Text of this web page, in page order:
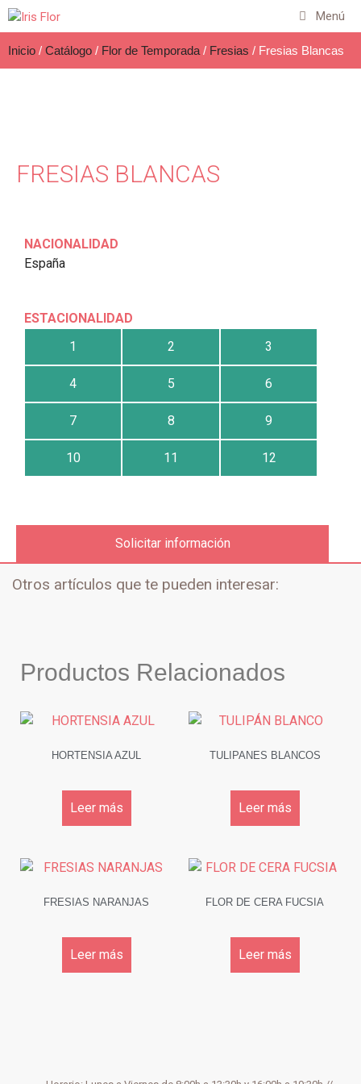
Menú
Inicio / Catálogo / Flor de Temporada / Fresias / Fresias Blancas
FRESIAS BLANCAS
NACIONALIDAD
España
ESTACIONALIDAD
1
2 3
4 5 6
7 8 9
10 11 12
Solicitar información
Otros artículos que te pueden interesar:
Productos Relacionados
HORTENSIA AZUL
Leer más
TULIPANES BLANCOS
Leer más
FRESIAS NARANJAS
Leer más
FLOR DE CERA FUCSIA
Leer más